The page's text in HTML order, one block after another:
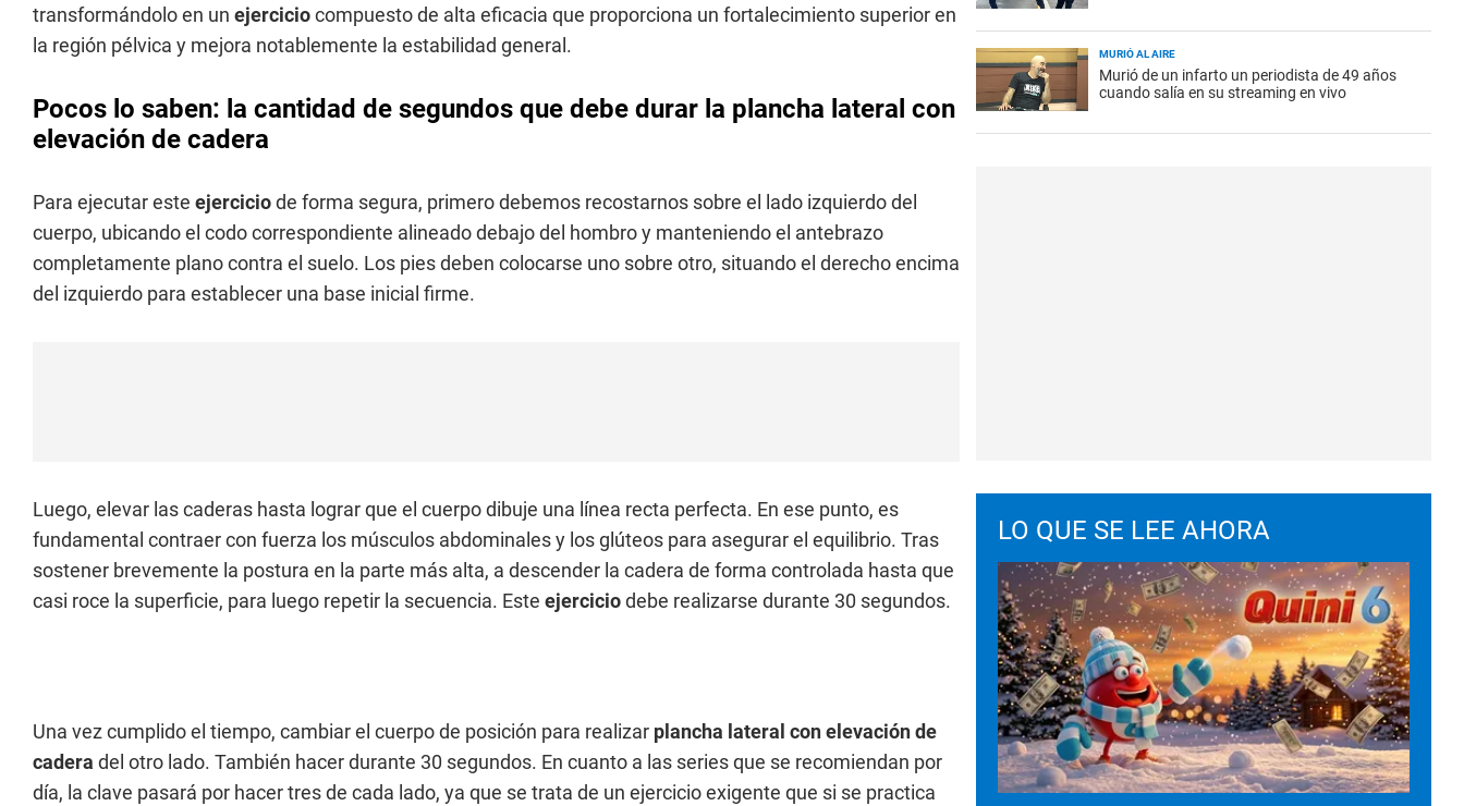
transformándolo en un ejerciciocompuesto de alta eficacia que proporciona un fortalecimiento superior en
la región pélvica y mejora notablemente la estabilidad general.
Pocos lo saben: la cantidad de segundos que debe durar la plancha lateral con
elevación de cadera
Para ejecutar este ejerciciode forma segura, primero debemos recostarnos sobre el lado izquierdo del
cuerpo, ubicando el codo correspondiente alineado debajo del hombro y manteniendo el antebrazo
completamente plano contra el suelo. Los pies deben colocarse uno sobre otro, situando el derecho encima
del izquierdo para establecer una base inicial firme.
Luego, elevar las caderas hasta lograr que el cuerpo dibuje una línea recta perfecta. En ese punto, es
fundamental contraer con fuerza los músculos abdominales y los glúteos para asegurar el equilibrio. Tras
sostener brevemente la postura en la parte más alta, a descender la cadera de forma controlada hasta que
casi roce la superficie, para luego repetir la secuencia. Este ejerciciodebe realizarse durante 30 segundos.
Una vez cumplido el tiempo, cambiar el cuerpo de posición para realizar plancha lateral con elevación de
cadera del otro lado. También hacer durante 30 segundos. En cuanto a las series que se recomiendan por
día, la clave pasará por hacer tres de cada lado, ya que se trata de un ejercicio exigente que si se practica
MURIÓ AL AIRE
Murió de un infarto un periodista de 49 años
cuando salía en su streaming en vivo
LO QUE SE LEE AHORA